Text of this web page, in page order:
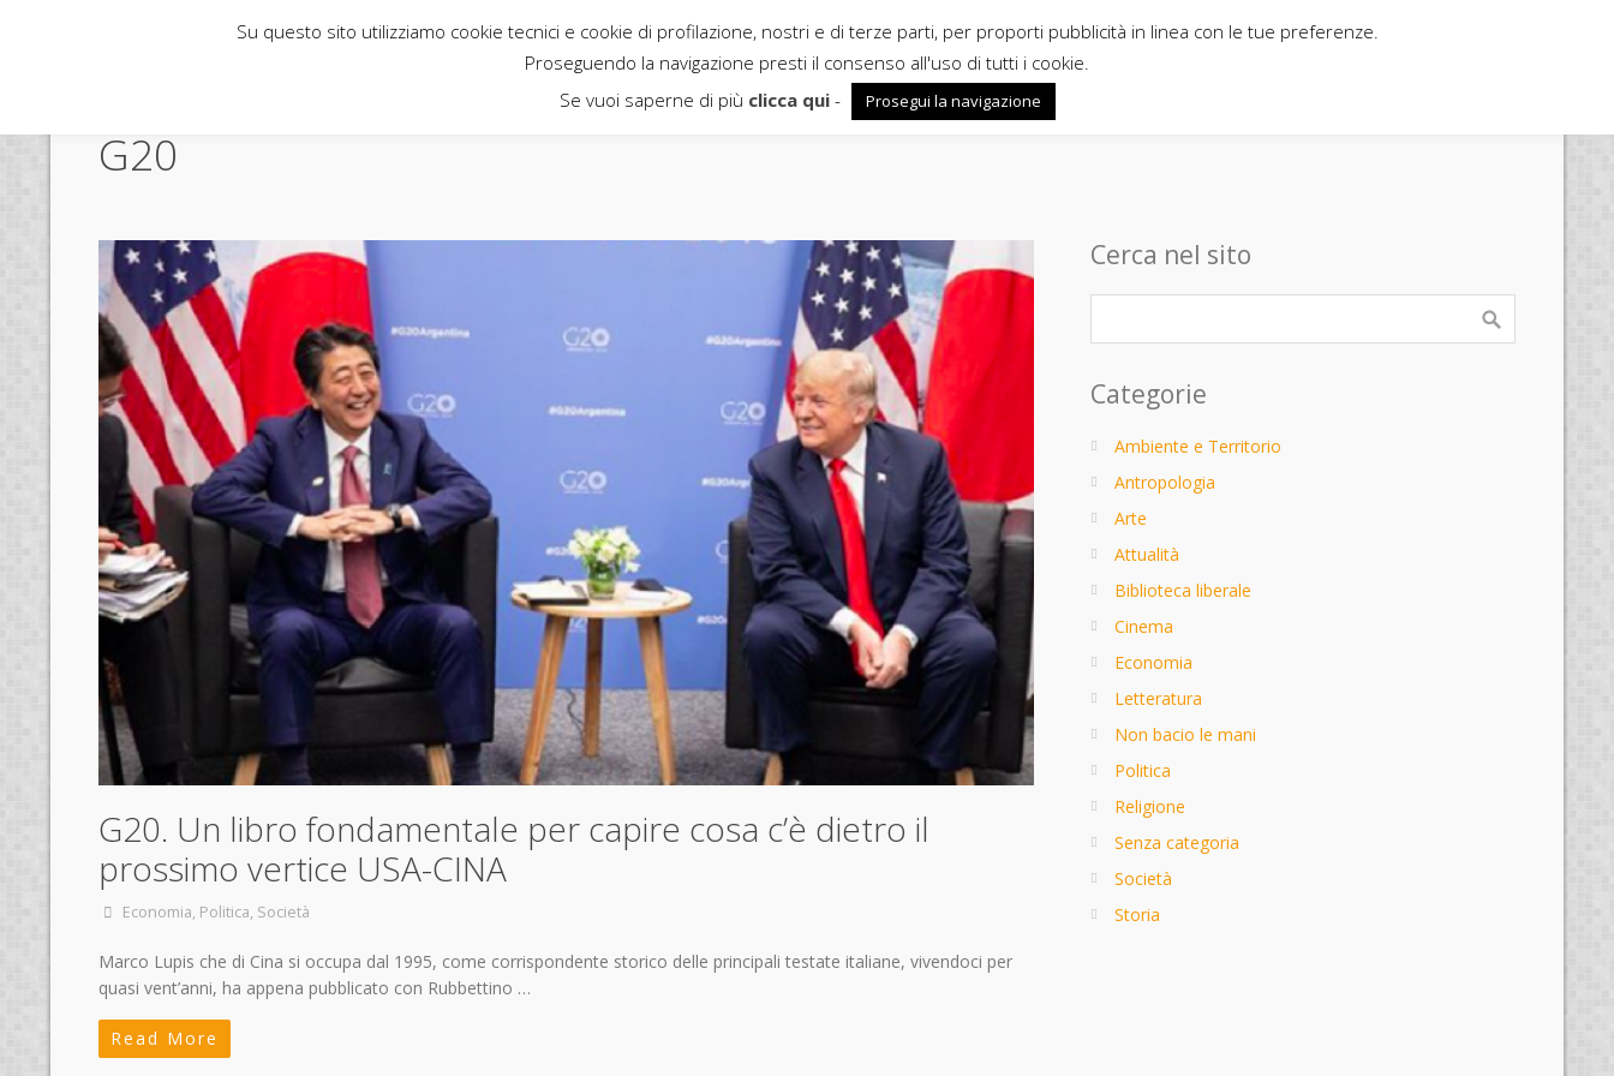
Rubbettino News
G20
G20. Un libro fondamentale per capire cosa c’è dietro il
prossimo vertice USA-CINA
Economia, Politica, Società
Marco Lupis che di Cina si occupa dal 1995, come corrispondente storico delle principali testate italiane, vivendoci per
quasi vent’anni, ha appena pubblicato con Rubbettino …
Read More
Cerca nel sito
Categorie
Ambiente e Territorio
Antropologia
Arte
Attualità
Biblioteca liberale
Cinema
Economia
Letteratura
Non bacio le mani
Politica
Religione
Senza categoria
Società
Storia
Su questo sito utilizziamo cookie tecnici e cookie di profilazione, nostri e di terze parti, per proporti pubblicità in linea con le tue preferenze.
Proseguendo la navigazione presti il consenso all'uso di tutti i cookie.
Se vuoi saperne di più clicca qui- Prosegui la navigazione